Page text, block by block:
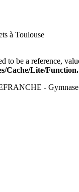
à Toulouse
to be a reference,
Cache/Lite/
- Gymnase